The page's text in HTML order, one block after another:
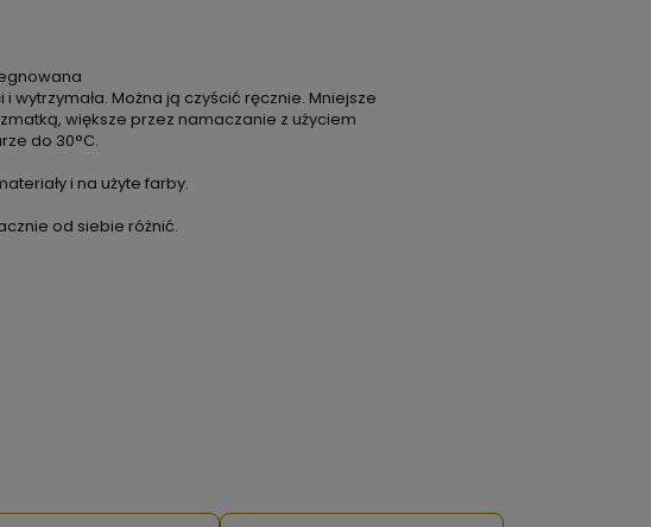
wytrzymała. Można ją czyścić ręcznie. Mniejsze
większe przez namaczanie z użyciem
do 30°C.
i na użyte farby.
od siebie różnić.